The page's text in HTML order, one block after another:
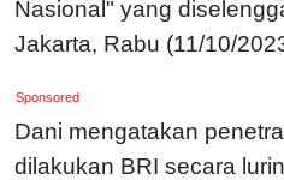
Nasional" yang
Jakarta, Rabu (11/10/
Sponsored
Dani mengatakan
dilakukan BRI secara